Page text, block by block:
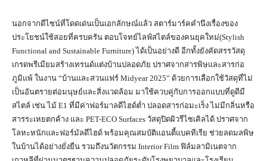
นอกจากดีไซน์ที่โดดเด่นเป็นเอกลักษณ์แล้ว สตาร์มาร์คคำนึงเรื่องของ
ประโยชน์ใช้สอยที่ครบครัน ตอบโจทย์ไลฟ์สไตล์ของคนยุคใหม่(Stylish
Functional and Sustainable Furniture) ได้เป็นอย่างดี อีกทั้งยังคัดสรรวัสดุ
เกรดพรีเมียมสร้างเทรนด์แต่งบ้านปลอดภัย ปราศจากสารพิษและสารก่อ
ภูมิแพ้ ในงาน “บ้านและสวนแฟร์ Midyear 2025” ด้วยการเลือกใช้วัสดุที่ไม่
เป็นอันตรายต่อมนุษย์และสิ่งแวดล้อม มาใช้ควบคู่กับการออกแบบที่ดูดีมี
สไตล์ เช่น ไม้ E1 ที่มีค่าฟอร์มาลดีไฮด์ต่ำ ปลอดสารก่อมะเร็ง ไม่มีกลิ่นหรือ
สารระเหยตกค้าง และ PET-ECO Surfaces วัสดุปิดผิวรีไซเคิลได้ ปราศจาก
โลหะหนักและฟอร์มัลดีไฮด์ พร้อมคุณสมบัติแอนตี้แบคทีเรีย ช่วยลดมลพิษ
ในบ้านได้อย่างยั่งยืน รวมถึงนวัตกรรม Interior Film ฟิล์มลามิเนตจาก